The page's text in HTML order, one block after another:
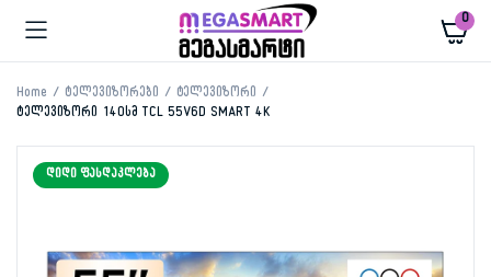
0
Home ტელევიზორები
ტელევიზორი
ტელევიზორი 140სმ TCL 55V6D SMART 4K
ᲓᲘᲓᲘ ᲤᲐᲡᲓᲐᲙᲚᲔᲑᲐ